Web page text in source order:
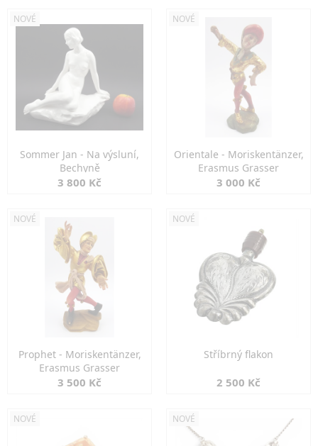
NOVÉ
Sommer Jan - Na výsluní,
Bechyně
3 800 Kč
NOVÉ
Orientale - Moriskentänzer,
Erasmus Grasser
3 000 Kč
NOVÉ
Prophet - Moriskentänzer,
Erasmus Grasser
3 500 Kč
NOVÉ
Stříbrný flakon
2 500 Kč
NOVÉ NOVÉ